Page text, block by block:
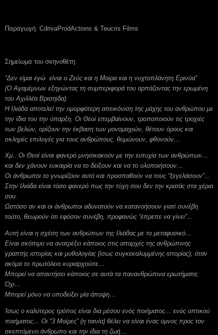
Παραγωγή: CdrivaProdActions & Teucris Films
Σημείωμα του σκηνοθέτη:
“Δεν είμαι εγώ· είναι ο Ζεύς και η Μοίρα και η νυχτοπλάνητη Ερινύα”
(Ο Αγαμέμνων εξηγώντας τη συμπεριφορά του αρπάζοντας την ερωμένη
του Αχιλλέα Βρισηίδα).
Η Ιλιάδα αποτελεί την ομορφότερη απεικόνιση της μάχης του ανθρώπου με
την ίδια του την ύπαρξη. Οι Θεοί επεμβαίνουν, τροποποιούν τις τροχιές
των βελών, ορίζουν την έκβαση των μονομαχιών, θέτουν όρους και
σκληρές επιλογές για τους ανθρώπους, θυμώνουν, φθονούν…
Χμ.. Οι Θεοί είναι φανερό μνησικακούν με την ευτυχία των ανθρώπων…
και δεν χάνουν ευκαιρία να το δείξουν και να το υλοποιήσουν…
Οι άνθρωποι το γνωρίζουν αυτό και προσπαθούν να τους “ξεγελάσουν”…
Στην Ιλιάδα είναι τόσο φανερό πως την τύχη σου δεν την κρατάς στα χέρια
σου.
Ωστόσο αν και οι άνθρωποι αδυνατούν να κατανοήσουν γιατί συνέβη
τούτο, θεωρούν ότι εφόσον συνέβη, προφανώς “έπρεπε να γίνει”…
Αυτή είναι η σχέση των ανθρώπων της Ιλιάδας με το μεταφυσικό…
Είναι σκόπιμο να ανατρέξει κάποιος στις απαρχές της ανθρώπινης
γραπτής ιστορίας και μυθολογίας (ίσως συγκεκαλυμμένης ιστορίας), όταν
ακόμα το πρωτόλειο κυριαρχούσε…
Μπορεί να απαντήσει κάποιος σε αυτά τα πανανθρώπινα ερωτήματα;
Όχι…
Μπορεί μόνο να υποδείξει μία άποψη…
Ίσως ο καλύτερος τρόπος είναι δια μέσου ενός ποιήματος… ενός οπτικού
ποιήματος… Οι “3 Μοίρες” (η ταινία) θέλει να είναι ένας ύμνος προς τον
σκεπτόμενο άνθρωπο και την ίδια τη ζωή…